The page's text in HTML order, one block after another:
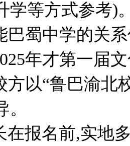
学等方式参考)
巴蜀中学的关
年才第一届
方以“鲁巴渝北
名前,实地多